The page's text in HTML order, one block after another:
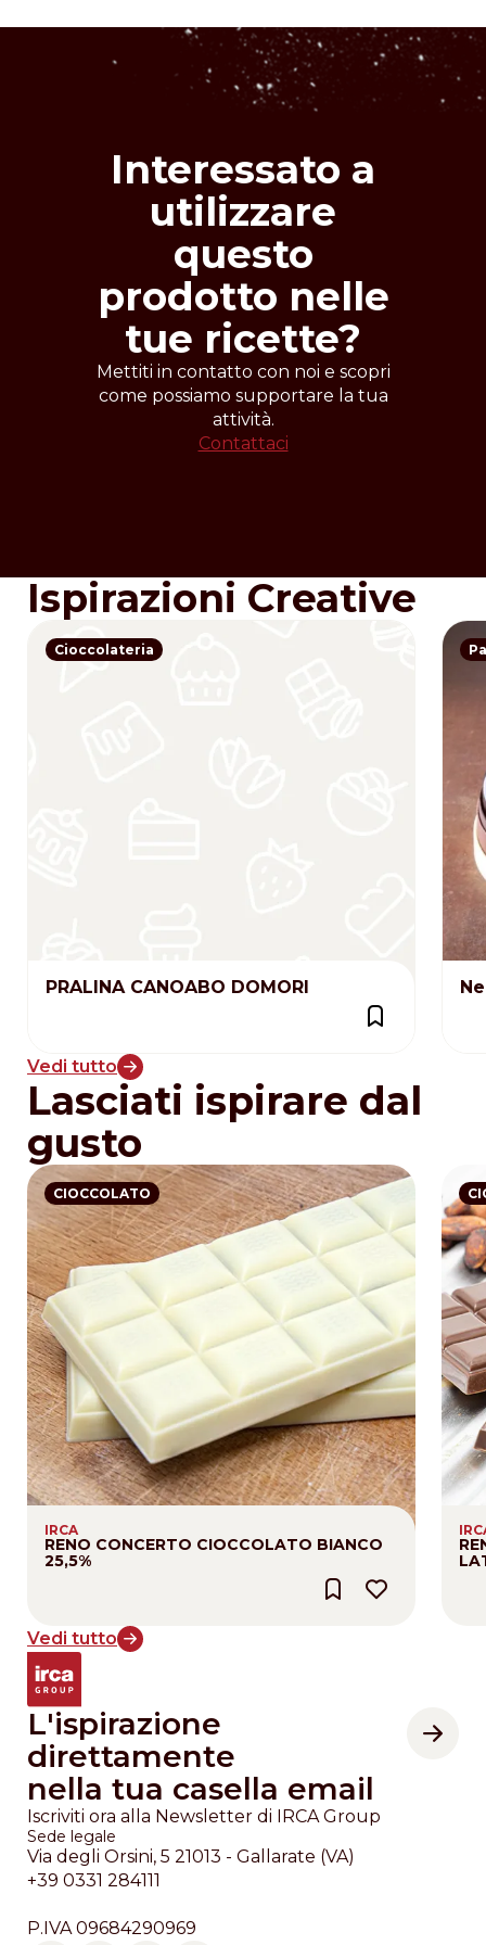
conformità alla legislazione europea ed
italiana(Direttiva 2000/36/CE del 23
giugno 2000 e DLgs n°178 del 12 giugno
fusione 45-50°
cristallizzazione 27-29°
utilizzo 30-32°
raffreddamento 14-16° (senza umidità)
Interessato a
utilizzare
questo
prodotto nelle
tue ricette?
Mettiti in contatto con noi e scopri
come possiamo supportare la tua
attività.
Contattaci
Ispirazioni Creative
Cioccolateria
PRALINA CANOABO DOMORI
Vedi tutto
Lasciati ispirare dal
gusto
CIOCCOLATO
IRCA
RENO CONCERTO CIOCCOLATO BIANCO
25,5%
Vedi tutto
L'ispirazione
direttamente
nella tua casella email
Iscriviti ora alla Newsletter di IRCA Group
Sede legale
Via degli Orsini, 5 21013 - Gallarate (VA)
+39 0331 284111
P.IVA 09684290969